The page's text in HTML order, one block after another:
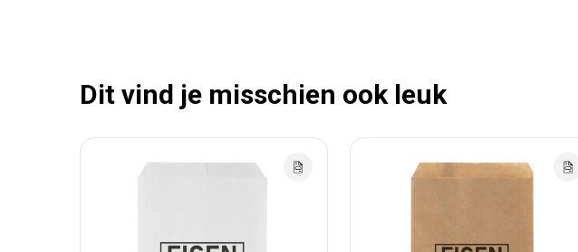
Dit vind je misschien ook leuk